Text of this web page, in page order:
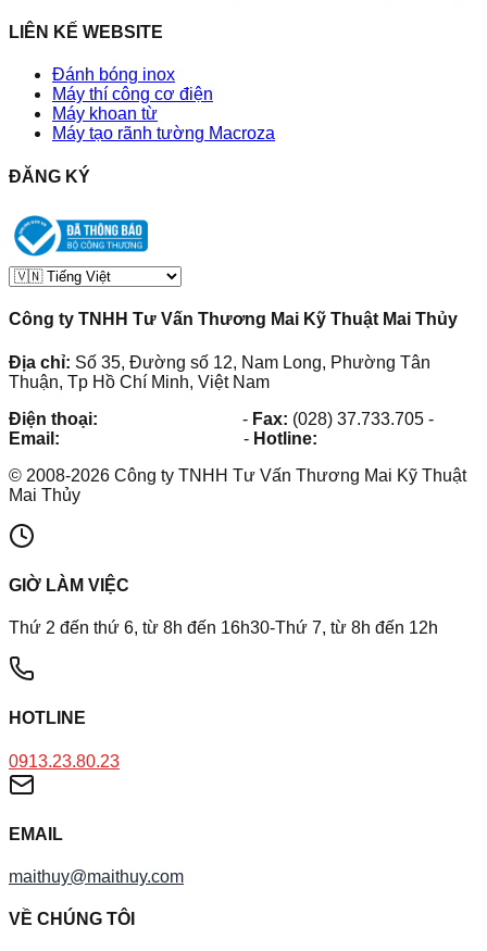
LIÊN KẾ WEBSITE
Đánh bóng inox
Máy thí công cơ điện
Máy khoan từ
Máy tạo rãnh tường Macroza
ĐĂNG KÝ
Công ty TNHH Tư Vấn Thương Mai Kỹ Thuật Mai Thủy
Địa chỉ: Số 35, Đường số 12, Nam Long, Phường Tân
Thuận, Tp Hồ Chí Minh, Việt Nam
Điện thoại:
- Fax: (028) 37.733.705 -
Email:
- Hotline:
© 2008-2026 Công ty TNHH Tư Vấn Thương Mai Kỹ Thuật
Mai Thủy
GIỜ LÀM VIỆC
Thứ 2 đến thứ 6, từ 8h đến 16h30-Thứ 7, từ 8h đến 12h
HOTLINE
0913.23.80.23
EMAIL
maithuy@maithuy.com
VỀ CHÚNG TÔI